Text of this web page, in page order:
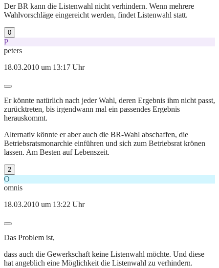
Der BR kann die Listenwahl nicht verhindern. Wenn mehrere
Wahlvorschläge eingereicht werden, findet Listenwahl statt.
0
P
peters
18.03.2010 um 13:17 Uhr
Er könnte natürlich nach jeder Wahl, deren Ergebnis ihm nicht passt,
zurücktreten, bis irgendwann mal ein passendes Ergebnis
herauskommt.
Alternativ könnte er aber auch die BR-Wahl abschaffen, die
Betriebsratsmonarchie einführen und sich zum Betriebsrat krönen
lassen. Am Besten auf Lebenszeit.
2
O
omnis
18.03.2010 um 13:22 Uhr
Das Problem ist,
dass auch die Gewerkschaft keine Listenwahl möchte. Und diese
hat angeblich eine Möglichkeit die Listenwahl zu verhindern.